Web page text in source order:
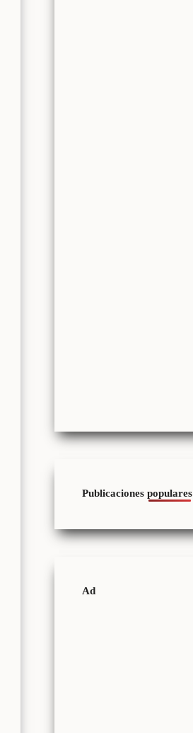
Publicaciones populares
Ad